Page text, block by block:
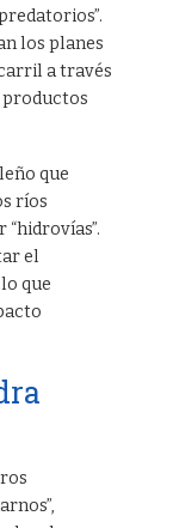
los planes
a través
productos
que
ríos
el
que